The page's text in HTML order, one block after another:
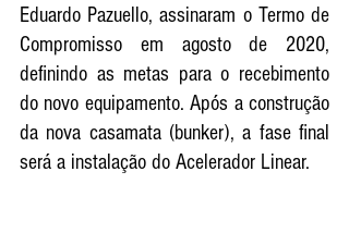
Eduardo Pazuello, assinaram o Termo de
Compromisso em agosto de 2020,
definindo as metas para o recebimento
do novo equipamento. Após a construção
da nova casamata (bunker), a fase final
será a instalação do Acelerador Linear.